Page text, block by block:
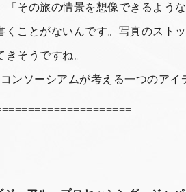
「その旅の情景を想像できるよう
くことがないんです。写真のスト
そうですね。
ンソーシアムが考える一つのアイ